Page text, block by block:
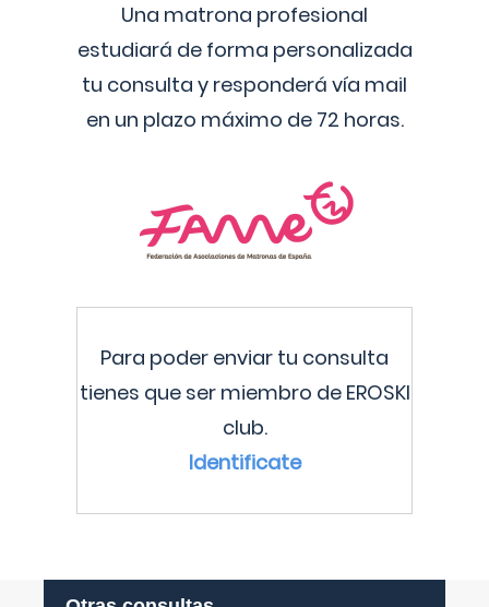
Una matrona profesional
estudiará de forma personalizada
tu consulta y responderá vía mail
en un plazo máximo de 72 horas.
Para poder enviar tu consulta
tienes que ser miembro de EROSKI
club.
Identificate